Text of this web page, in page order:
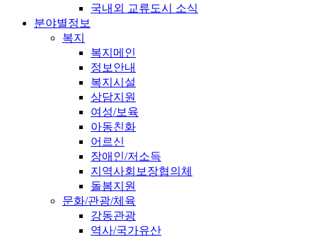
국내외 교류도시 소식
분야별정보
복지
복지메인
정보안내
복지시설
상담지원
여성/보육
아동친화
어르신
장애인/저소득
지역사회보장협의체
돌봄지원
문화/관광/체육
강동관광
역사/국가유산